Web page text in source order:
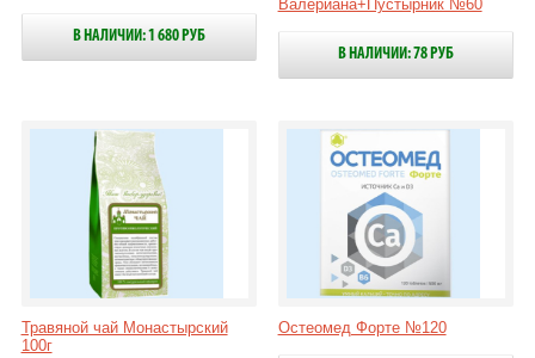
В НАЛИЧИИ: 1 680 РУБ
Валериана+Пустырник №60
В НАЛИЧИИ: 78 РУБ
Травяной чай Монастырский
100г
Остеомед Форте №120